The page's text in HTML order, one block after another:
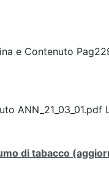
e Contenuto
di tabacco